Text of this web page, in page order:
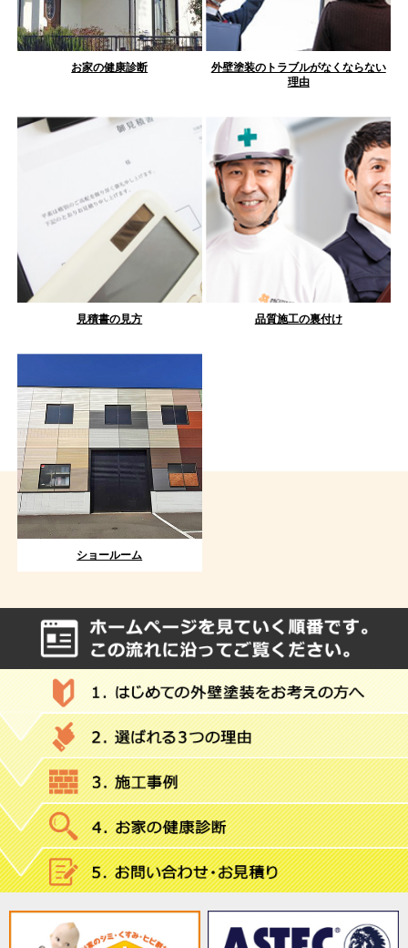
お家の健康診断
外壁塗装のトラブルがなくならない
理由
見積書の見方 品質施工の裏付け
ショールーム